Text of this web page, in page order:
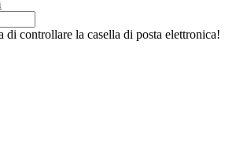
di controllare la casella di posta elettronica!